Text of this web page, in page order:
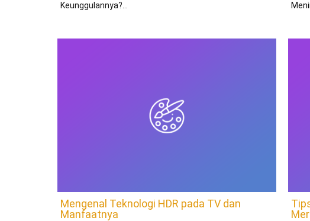
Keunggulannya?…
Mengenal Teknologi HDR pada TV dan
Manfaatnya